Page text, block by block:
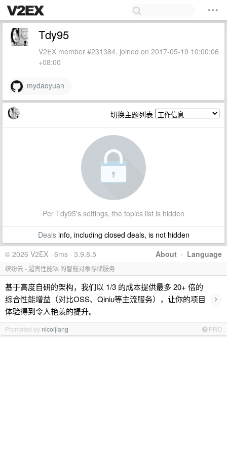
Tdy95
V2EX member #231384, joined on 2017-05-19 10:00:06
+08:00
mydaoyuan
切换主题列表
Per Tdy95's settings, the topics list is hidden
Dealsinfo, including closed deals, is not hidden
About · Language
© 2026 V2EX · 6ms · 3.9.8.5
缤纷云 - 超高性能🚀 的智能对象存储服务
基于高度自研的架构，我们以 1/3 的成本提供最多 20+ 倍的
综合性能增益（对比OSS、Qiniu等主流服务），让你的项目
体验得到令人艳羡的提升。
›
Promoted by nicoljiang PRO